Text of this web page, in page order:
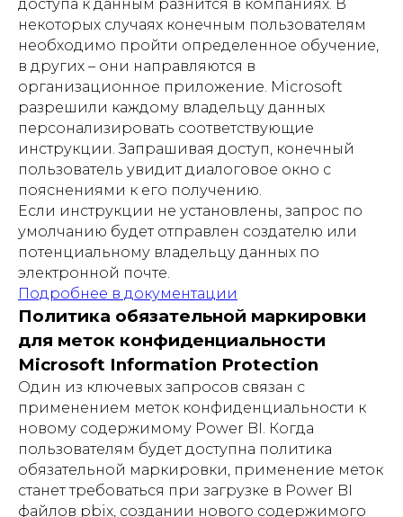
доступа к данным разнится в компаниях. В
некоторых случаях конечным пользователям
необходимо пройти определенное обучение,
в других – они направляются в
организационное приложение. Microsoft
разрешили каждому владельцу данных
персонализировать соответствующие
инструкции. Запрашивая доступ, конечный
пользователь увидит диалоговое окно с
пояснениями к его получению.
Если инструкции не установлены, запрос по
умолчанию будет отправлен создателю или
потенциальному владельцу данных по
электронной почте.
Подробнее в документации
Политика обязательной маркировки
для меток конфиденциальности
Microsoft Information Protection
Один из ключевых запросов связан с
применением меток конфиденциальности к
новому содержимому Power BI. Когда
пользователям будет доступна политика
обязательной маркировки, применение меток
станет требоваться при загрузке в Power BI
файлов pbix, создании нового содержимого